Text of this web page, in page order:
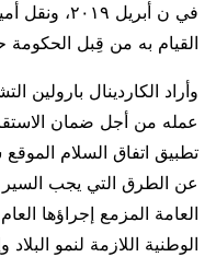
في ن أبريل
القيام به من قِبل الحكومة
وأراد الكاردينال بارولين
عمله من أجل ضمان
عن الطرق التي يجب السير
العامة المزمع إجراؤها
الوطنية اللازمة لنمو